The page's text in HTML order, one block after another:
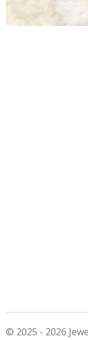
© 2025 - 2026